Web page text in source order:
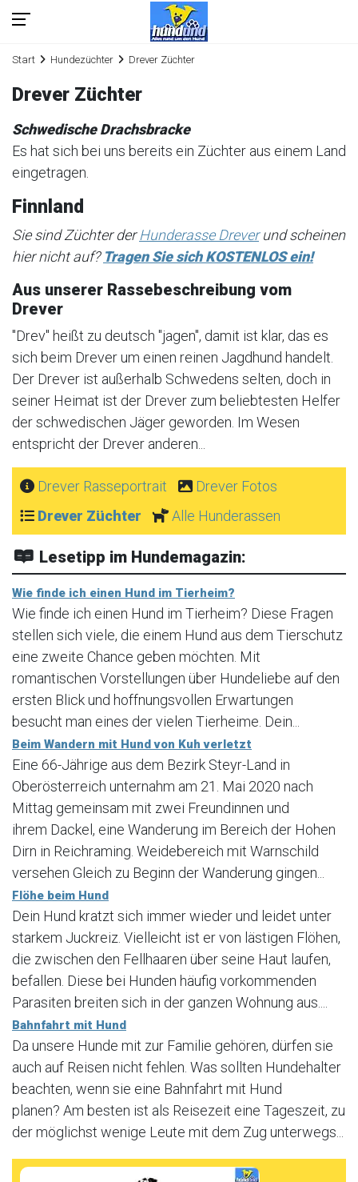
Start Hundezüchter Drever Züchter
Drever Züchter
Schwedische Drachsbracke
Es hat sich bei uns bereits ein Züchter aus einem Land
eingetragen.
Finnland
Sie sind Züchter derHunderasse Dreverund scheinen
hier nicht auf? Tragen Sie sich KOSTENLOS ein!
Aus unserer Rassebeschreibung vom
Drever
"Drev" heißt zu deutsch "jagen", damit ist klar, das es
sich beim Drever um einen reinen Jagdhund handelt.
Der Drever ist außerhalb Schwedens selten, doch in
seiner Heimat ist der Drever zum beliebtesten Helfer
der schwedischen Jäger geworden. Im Wesen
entspricht der Drever anderen...
Drever Rasseportrait
Drever Fotos
Drever Züchter
Alle Hunderassen
Lesetipp im Hundemagazin:
Wie finde ich einen Hund im Tierheim?
Wie finde ich einen Hund im Tierheim? Diese Fragen
stellen sich viele, die einem Hund aus dem Tierschutz
eine zweite Chance geben möchten. Mit
romantischen Vorstellungen über Hundeliebe auf den
ersten Blick und hoffnungsvollen Erwartungen
besucht man eines der vielen Tierheime. Dein...
Beim Wandern mit Hund von Kuh verletzt
Eine 66-Jährige aus dem Bezirk Steyr-Land in
Oberösterreich unternahm am 21. Mai 2020 nach
Mittag gemeinsam mit zwei Freundinnen und
ihrem Dackel, eine Wanderung im Bereich der Hohen
Dirn in Reichraming. Weidebereich mit Warnschild
versehen Gleich zu Beginn der Wanderung gingen...
Flöhe beim Hund
Dein Hund kratzt sich immer wieder und leidet unter
starkem Juckreiz. Vielleicht ist er von lästigen Flöhen,
die zwischen den Fellhaaren über seine Haut laufen,
befallen. Diese bei Hunden häufig vorkommenden
Parasiten breiten sich in der ganzen Wohnung aus....
Bahnfahrt mit Hund
Da unsere Hunde mit zur Familie gehören, dürfen sie
auch auf Reisen nicht fehlen. Was sollten Hundehalter
beachten, wenn sie eine Bahnfahrt mit Hund
planen? Am besten ist als Reisezeit eine Tageszeit, zu
der möglichst wenige Leute mit dem Zug unterwegs...